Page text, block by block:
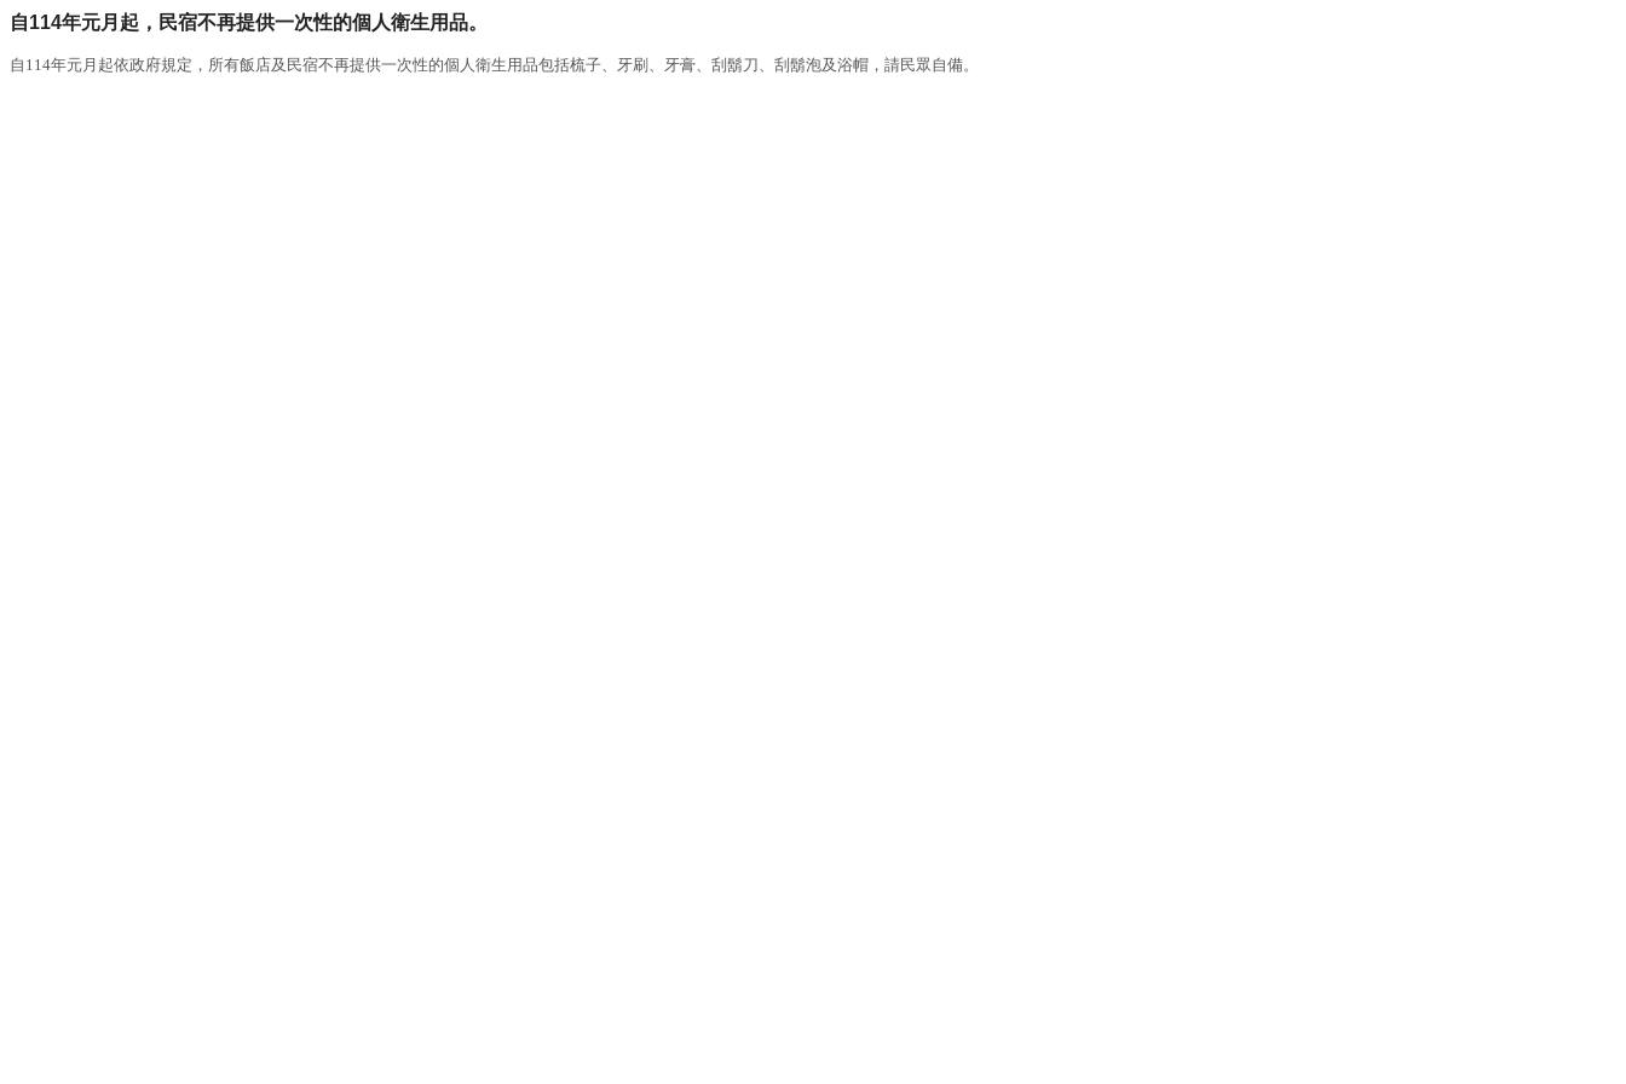
自114年元月起，民宿不再提供一次性的個人衛生用品。
自114年元月起依政府規定，所有飯店及民宿不再提供一次性的個人衛生用品包括梳子、牙刷、牙膏、刮鬍刀、刮鬍泡及浴帽，請民眾自備。